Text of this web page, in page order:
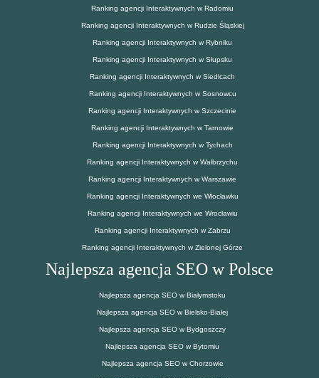
Ranking agencji Interaktywnych w Radomiu
Ranking agencji Interaktywnych w Rudzie Śląskiej
Ranking agencji Interaktywnych w Rybniku
Ranking agencji Interaktywnych w Słupsku
Ranking agencji Interaktywnych w Siedlcach
Ranking agencji Interaktywnych w Sosnowcu
Ranking agencji Interaktywnych w Szczecinie
Ranking agencji Interaktywnych w Tarnowie
Ranking agencji Interaktywnych w Tychach
Ranking agencji Interaktywnych w Wałbrzychu
Ranking agencji Interaktywnych w Warszawie
Ranking agencji Interaktywnych we Włocławku
Ranking agencji Interaktywnych we Wrocławiu
Ranking agencji Interaktywnych w Zabrzu
Ranking agencji Interaktywnych w Zielonej Górze
Najlepsza agencja SEO w Polsce
Najlepsza agencja SEO w Białymstoku
Najlepsza agencja SEO w Bielsko-Białej
Najlepsza agencja SEO w Bydgoszczy
Najlepsza agencja SEO w Bytomiu
Najlepsza agencja SEO w Chorzowie